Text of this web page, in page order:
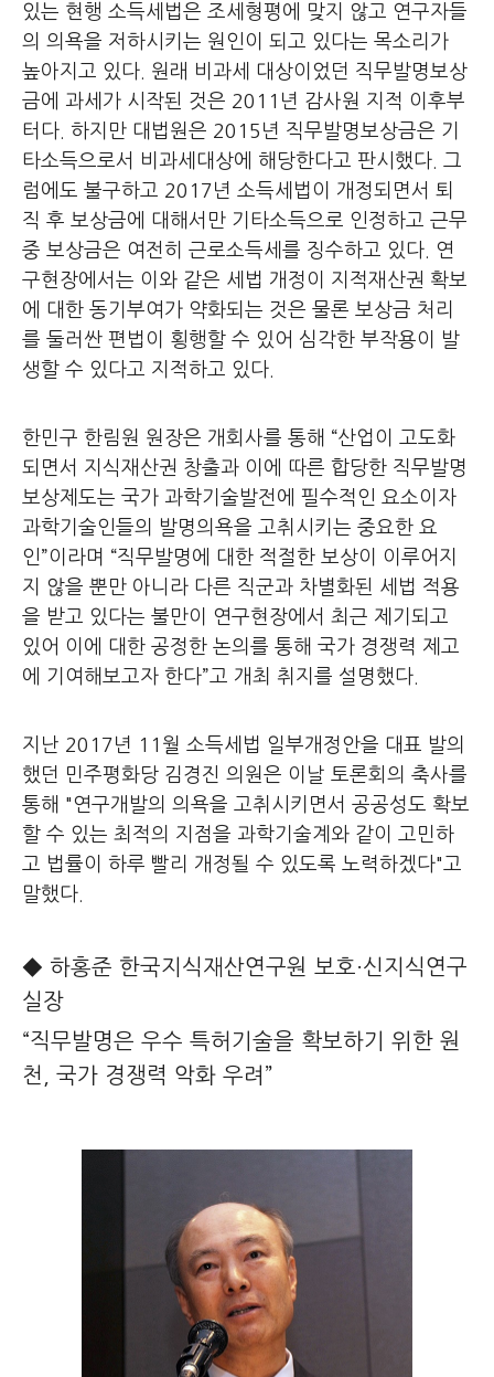
있는 현행 소득세법은 조세형평에 맞지 않고 연구자들
의 의욕을 저하시키는 원인이 되고 있다는 목소리가
높아지고 있다. 원래 비과세 대상이었던 직무발명보상
금에 과세가 시작된 것은 2011년 감사원 지적 이후부
터다. 하지만 대법원은 2015년 직무발명보상금은 기
타소득으로서 비과세대상에 해당한다고 판시했다. 그
럼에도 불구하고 2017년 소득세법이 개정되면서 퇴
직 후 보상금에 대해서만 기타소득으로 인정하고 근무
중 보상금은 여전히 근로소득세를 징수하고 있다. 연
구현장에서는 이와 같은 세법 개정이 지적재산권 확보
에 대한 동기부여가 약화되는 것은 물론 보상금 처리
를 둘러싼 편법이 횡행할 수 있어 심각한 부작용이 발
생할 수 있다고 지적하고 있다.
한민구 한림원 원장은 개회사를 통해 “산업이 고도화
되면서 지식재산권 창출과 이에 따른 합당한 직무발명
보상제도는 국가 과학기술발전에 필수적인 요소이자
과학기술인들의 발명의욕을 고취시키는 중요한 요
인”이라며 “직무발명에 대한 적절한 보상이 이루어지
지 않을 뿐만 아니라 다른 직군과 차별화된 세법 적용
을 받고 있다는 불만이 연구현장에서 최근 제기되고
있어 이에 대한 공정한 논의를 통해 국가 경쟁력 제고
에 기여해보고자 한다”고 개최 취지를 설명했다.
지난 2017년 11월 소득세법 일부개정안을 대표 발의
했던 민주평화당 김경진 의원은 이날 토론회의 축사를
통해 "연구개발의 의욕을 고취시키면서 공공성도 확보
할 수 있는 최적의 지점을 과학기술계와 같이 고민하
고 법률이 하루 빨리 개정될 수 있도록 노력하겠다"고
말했다.
◆ 하홍준 한국지식재산연구원 보호·신지식연구
실장
“직무발명은 우수 특허기술을 확보하기 위한 원
천, 국가 경쟁력 악화 우려”